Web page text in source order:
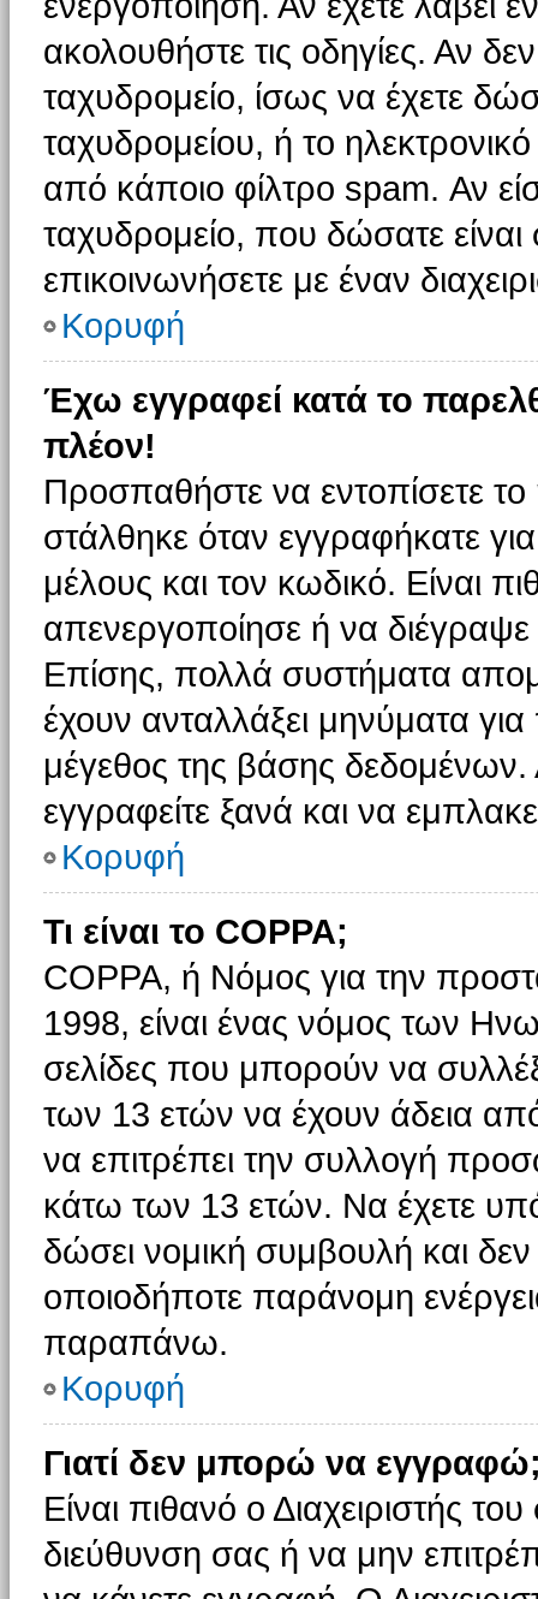
ακολουθήστε τις οδηγίες. Αν
ταχυδρομείο, ίσως να έχετε
ταχυδρομείου, ή το
από κάποιο φίλτρο spam. Αν
ταχυδρομείο, που δώσατε
επικοινωνήσετε με έναν
Κορυφή
Έχω εγγραφεί κατά το
πλέον!
Προσπαθήστε να εντοπίσετε
στάλθηκε όταν εγγραφήκατε
μέλους και τον κωδικό. Είναι
απενεργοποίησε ή να
Επίσης, πολλά συστήματα
έχουν ανταλλάξει μηνύματα
μέγεθος της βάσης
εγγραφείτε ξανά και να
Κορυφή
Τι είναι το COPPA;
COPPA, ή Νόμος για την
1998, είναι ένας νόμος των
σελίδες που μπορούν να
των 13 ετών να έχουν άδεια
να επιτρέπει την συλλογή
κάτω των 13 ετών. Να έχετε
δώσει νομική συμβουλή και δεν
οποιοδήποτε παράνομη
παραπάνω.
Κορυφή
Γιατί δεν μπορώ να
Είναι πιθανό ο Διαχειριστής
διεύθυνση σας ή να μην